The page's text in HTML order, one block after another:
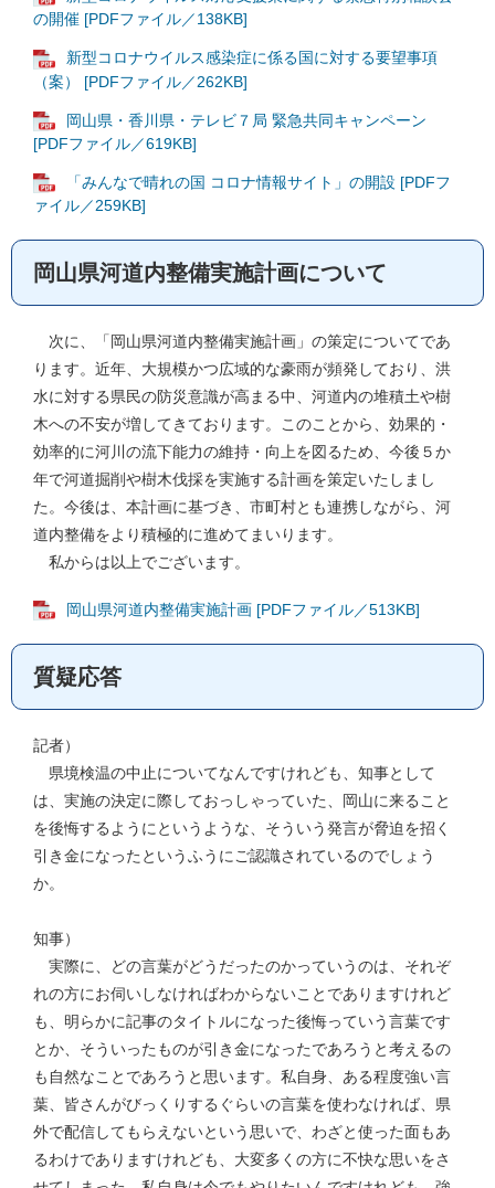
の開催 [PDFファイル／138KB]
新型コロナウイルス感染症に係る国に対する要望事項
（案） [PDFファイル／262KB]
岡山県・香川県・テレビ７局 緊急共同キャンペーン
[PDFファイル／619KB]
「みんなで晴れの国 コロナ情報サイト」の開設 [PDFフ
ァイル／259KB]
岡山県河道内整備実施計画について
次に、「岡山県河道内整備実施計画」の策定についてであ
ります。近年、大規模かつ広域的な豪雨が頻発しており、洪
水に対する県民の防災意識が高まる中、河道内の堆積土や樹
木への不安が増してきております。このことから、効果的・
効率的に河川の流下能力の維持・向上を図るため、今後５か
年で河道掘削や樹木伐採を実施する計画を策定いたしまし
た。今後は、本計画に基づき、市町村とも連携しながら、河
道内整備をより積極的に進めてまいります。
私からは以上でございます。
岡山県河道内整備実施計画 [PDFファイル／513KB]
質疑応答
記者）
県境検温の中止についてなんですけれども、知事として
は、実施の決定に際しておっしゃっていた、岡山に来ること
を後悔するようにというような、そういう発言が脅迫を招く
引き金になったというふうにご認識されているのでしょう
か。
知事）
実際に、どの言葉がどうだったのかっていうのは、それぞ
れの方にお伺いしなければわからないことでありますけれど
も、明らかに記事のタイトルになった後悔っていう言葉です
とか、そういったものが引き金になったであろうと考えるの
も自然なことであろうと思います。私自身、ある程度強い言
葉、皆さんがびっくりするぐらいの言葉を使わなければ、県
外で配信してもらえないという思いで、わざと使った面もあ
るわけでありますけれども、大変多くの方に不快な思いをさ